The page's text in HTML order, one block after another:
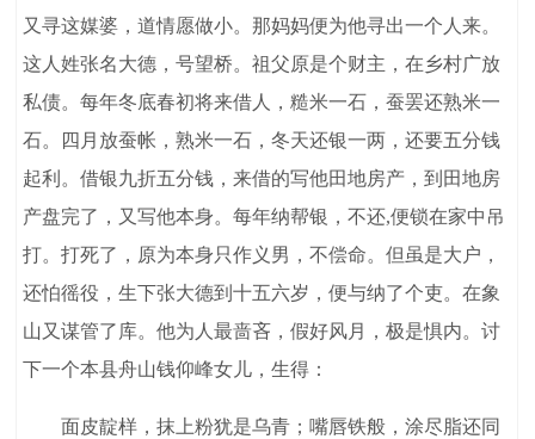
又寻这媒婆，道情愿做小。那妈妈便为他寻出一个人来。
这人姓张名大德，号望桥。祖父原是个财主，在乡村广放
私债。每年冬底春初将来借人，糙米一石，蚕罢还熟米一
石。四月放蚕帐，熟米一石，冬天还银一两，还要五分钱
起利。借银九折五分钱，来借的写他田地房产，到田地房
产盘完了，又写他本身。每年纳帮银，不还,便锁在家中吊
打。打死了，原为本身只作义男，不偿命。但虽是大户，
还怕徭役，生下张大德到十五六岁，便与纳了个吏。在象
山又谋管了库。他为人最啬吝，假好风月，极是惧内。讨
下一个本县舟山钱仰峰女儿，生得：
面皮靛样，抹上粉犹是乌青；嘴唇铁般，涂尽脂还同